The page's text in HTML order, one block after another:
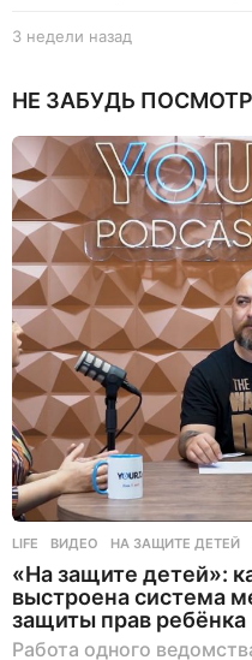
3 недели назад
д
л
и
н
а
з
а
д
НЕ ЗАБУДЬ
LIFE ВИДЕО ,НА ЗАЩИТЕ ДЕТЕЙ
«На защите детей»:
выстроена система
защиты прав ребёнка
Работа одного